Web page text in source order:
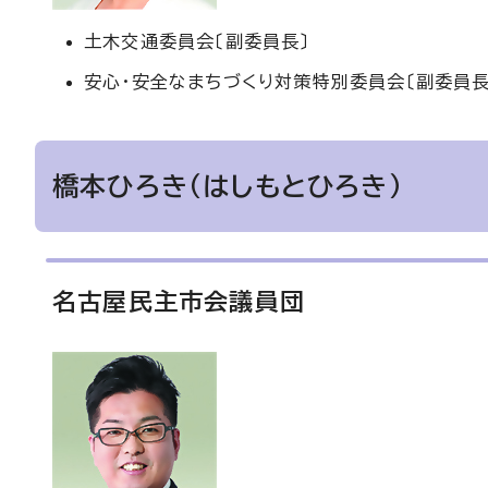
土木交通委員会〔副委員長〕
安心・安全なまちづくり対策特別委員会〔副委員長
橋本ひろき（はしもとひろき）
名古屋民主市会議員団